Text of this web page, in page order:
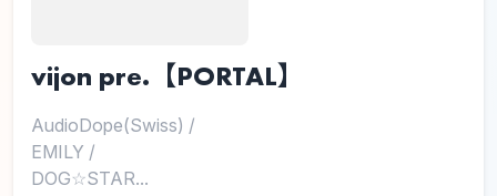
vijon pre.【PORTAL】
AudioDope(Swiss) /
EMILY /
DOG☆STAR...